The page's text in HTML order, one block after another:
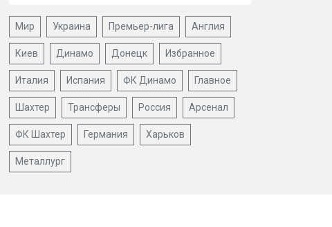
Мир Украина Премьер-лига Англия
Киев Динамо Донецк Избранное
Италия Испания ФК Динамо Главное
Шахтер Трансферы Россия Арсенал
ФК Шахтер Германия Харьков
Металлург